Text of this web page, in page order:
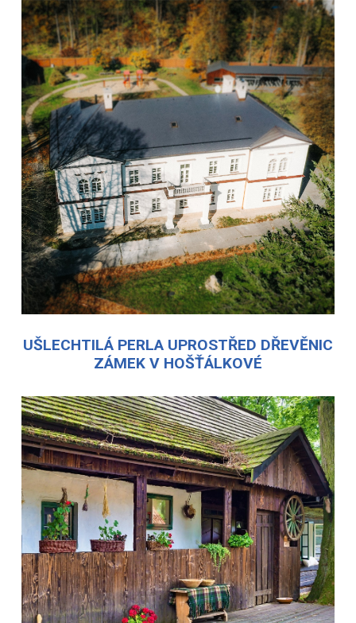
UŠLECHTILÁ PERLA UPROSTŘED DŘEVĚNIC
ZÁMEK V HOŠŤÁLKOVÉ